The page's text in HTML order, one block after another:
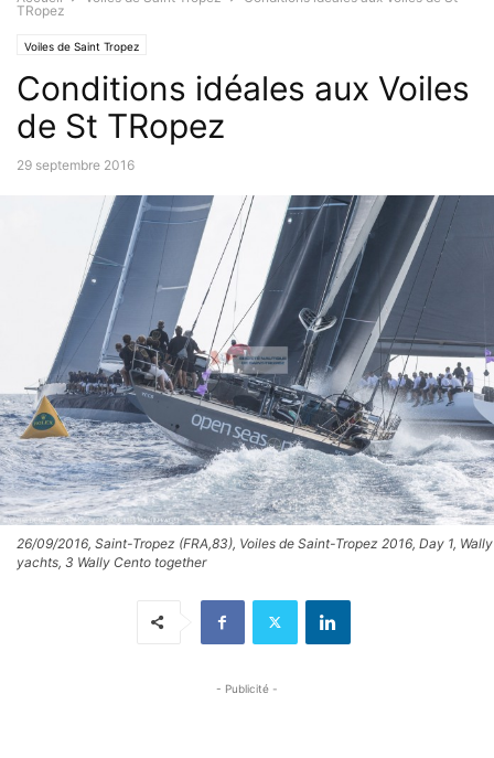
TRopez
Voiles de Saint Tropez
Conditions idéales aux Voiles
de St TRopez
29 septembre 2016
26/09/2016, Saint-Tropez (FRA,83), Voiles de Saint-Tropez 2016, Day 1, Wally
yachts, 3 Wally Cento together
- Publicité -